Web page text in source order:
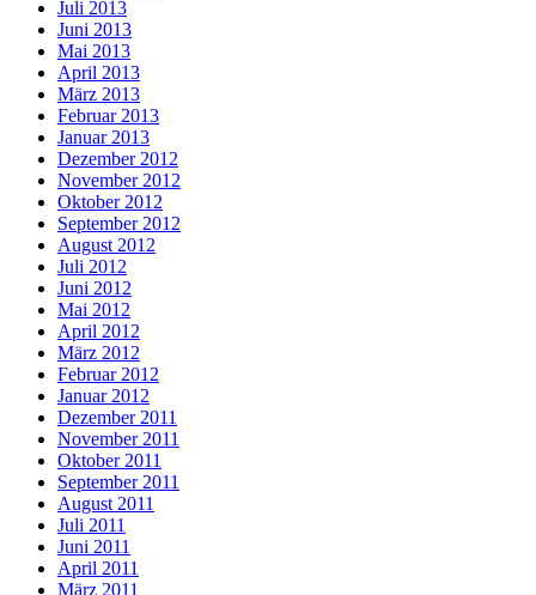
Juli 2013
Juni 2013
Mai 2013
April 2013
März 2013
Februar 2013
Januar 2013
Dezember 2012
November 2012
Oktober 2012
September 2012
August 2012
Juli 2012
Juni 2012
Mai 2012
April 2012
März 2012
Februar 2012
Januar 2012
Dezember 2011
November 2011
Oktober 2011
September 2011
August 2011
Juli 2011
Juni 2011
April 2011
März 2011